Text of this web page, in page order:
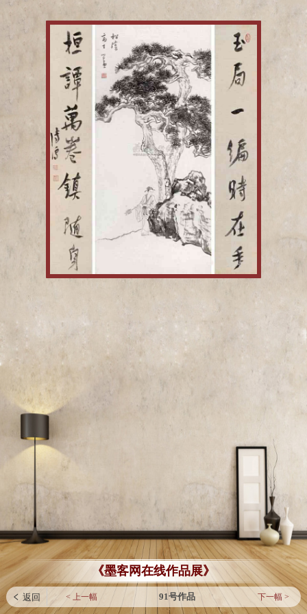
《墨客网在线作品展》
 返回 < 上一幅 91号作品 下一幅 >